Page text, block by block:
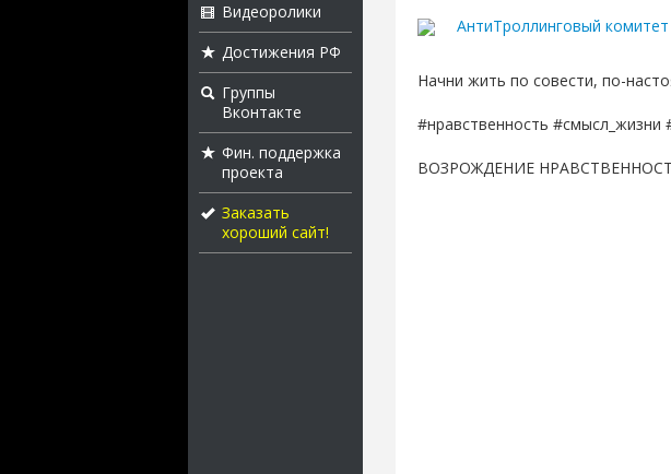
Видеоролики
Достижения РФ
Группы
Вконтакте
Фин. поддержка
проекта
Заказать
хороший сайт!
АнтиТроллинговый комитет
Начни жить по совести, по-
#нравственность #смысл_жизни
ВОЗРОЖДЕНИЕ